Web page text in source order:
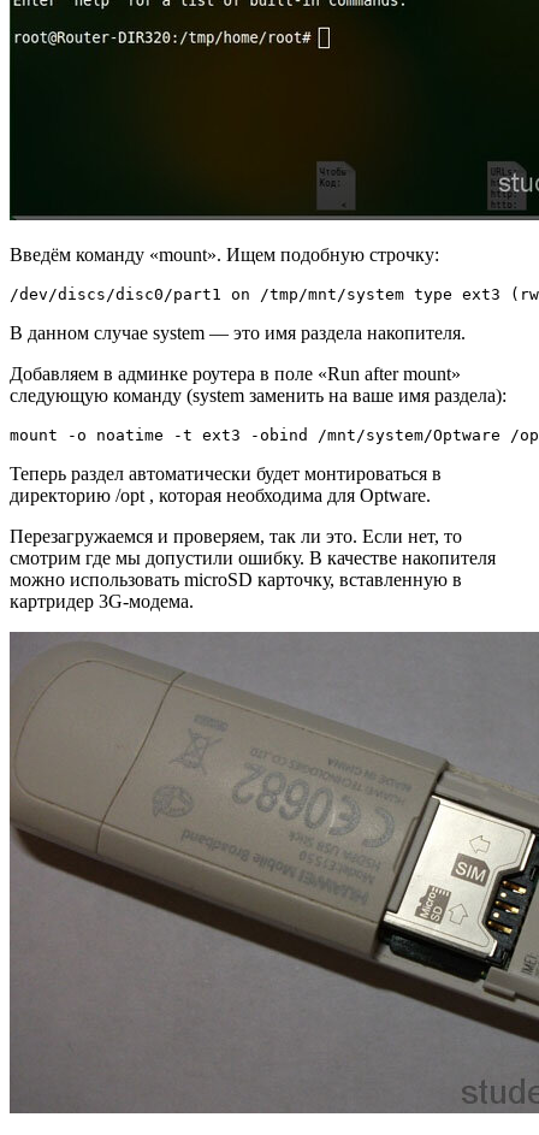
Введём команду «mount». Ищем подобную строчку:
/dev/discs/disc0/part1 on /tmp/mnt/system type ext3
В данном случае system — это имя раздела накопителя.
Добавляем в админке роутера в поле «Run after mount»
следующую команду (system заменить на ваше имя раздела):
mount -o noatime -t ext3 -obind /mnt/system/Optware /
Теперь раздел автоматически будет монтироваться в
директорию /opt , которая необходима для Optware.
Перезагружаемся и проверяем, так ли это. Если нет, то
смотрим где мы допустили ошибку. В качестве накопителя
можно использовать microSD карточку, вставленную в
картридер 3G-модема.